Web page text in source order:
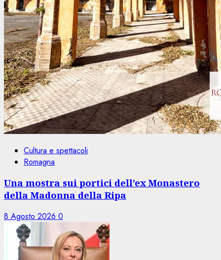
Cultura e spettacoli
Romagna
Una mostra sui portici dell’ex Monastero
della Madonna della Ripa
8 Agosto 2026 0